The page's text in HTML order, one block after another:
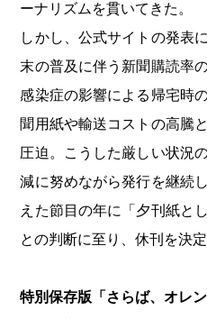
ーナリズムを貫いてきた。
しかし、公式サイトの発表
末の普及に伴う新聞購読率
感染症の影響による帰宅時
聞用紙や輸送コストの高騰
圧迫。こうした厳しい状況
減に努めながら発行を継続
えた節目の年に「夕刊紙と
との判断に至り、休刊を決定
特別保存版「さらば、オレ